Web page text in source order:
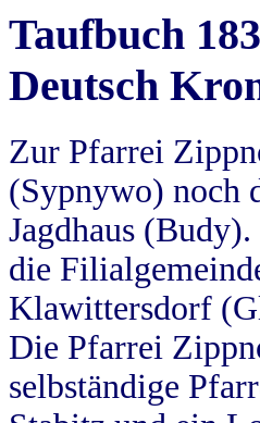
Taufbuch
Deutsch
Zur Pfarrei
(Sypnywo) noch
Jagdhaus
die
Klawittersdorf
Die Pfarrei
selbständige